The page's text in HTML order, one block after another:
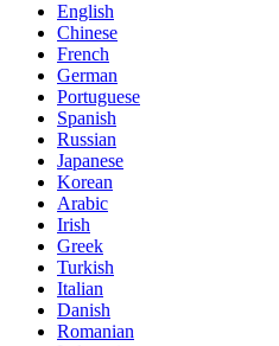
English
Chinese
French
German
Portuguese
Spanish
Russian
Japanese
Korean
Arabic
Irish
Greek
Turkish
Italian
Danish
Romanian